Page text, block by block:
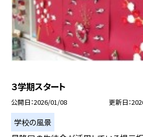
３学期スタート
公開日 2026/01/08 更新日
学校の風景